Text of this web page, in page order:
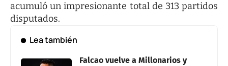
acumuló un impresionante total de 313 partidos
disputados.
Lea también
Falcao vuelve a Millonarios y